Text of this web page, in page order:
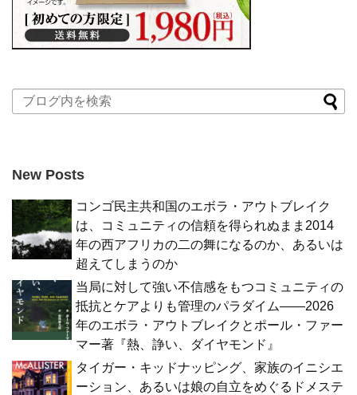
New Posts
コンゴ民主共和国のエボラ・アウトブレイク
は、コミュニティの信頼を得られぬまま2014
年の西アフリカの二の舞になるのか、あるいは
超えてしまうのか
当局に対して強い不信感をもつコミュニティの
抵抗とケアよりも管理のパラダイム――2026
年のエボラ・アウトブレイクとポール・ファー
マー著『熱、諍い、ダイヤモンド』
タイガー・キッドナッピング、家族のイニシエ
ーション、あるいは娘の自立をめぐるドメステ